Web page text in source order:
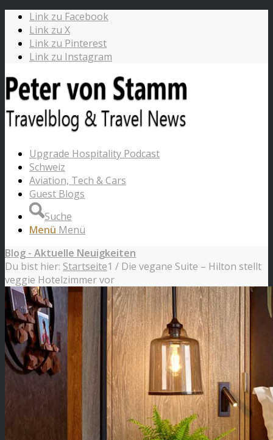
Link zu Facebook
Link zu X
Link zu Pinterest
Link zu Instagram
Upgrade Hospitality Podcast
Schweiz
Aviation, Tech & Cars
Guest Blogs
Suche
Menü Menü
Blog - Aktuelle Neuigkeiten
Du bist hier: Startseite1 / Die vegane Suite – Hilton stellt
veggie Hotelzimmer vor